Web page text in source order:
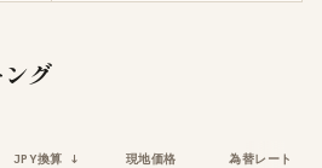
グ
JPY換算 ↓ 現地価格 為替レート